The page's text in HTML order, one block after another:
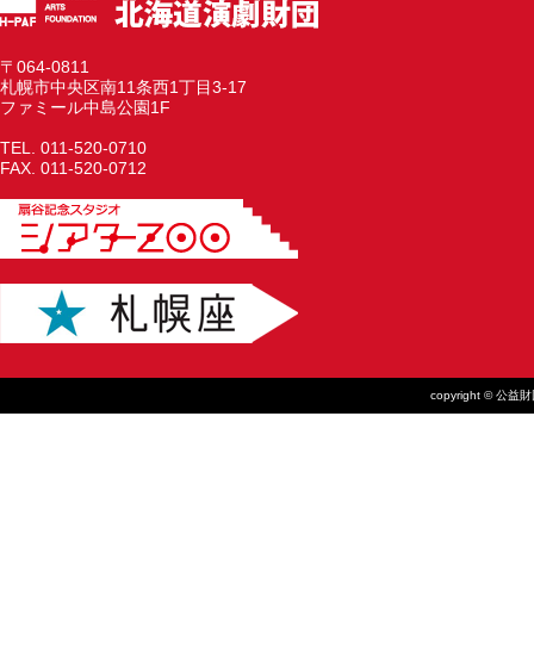
〒064-0811
札幌市中央区南11条西1丁目3-17
ファミール中島公園1F
TEL. 011-520-0710
FAX. 011-520-0712
copyright © 公益